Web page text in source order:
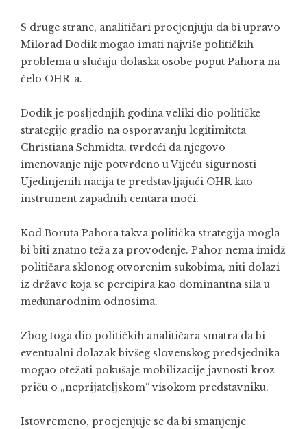
S druge strane, analitičari procjenjuju da bi upravo
Milorad Dodik mogao imati najviše političkih
problema u slučaju dolaska osobe poput Pahora na
čelo OHR-a.
Dodik je posljednjih godina veliki dio političke
strategije gradio na osporavanju legitimiteta
Christiana Schmidta, tvrdeći da njegovo
imenovanje nije potvrđeno u Vijeću sigurnosti
Ujedinjenih nacija te predstavljajući OHR kao
instrument zapadnih centara moći.
Kod Boruta Pahora takva politička strategija mogla
bi biti znatno teža za provođenje. Pahor nema imidž
političara sklonog otvorenim sukobima, niti dolazi
iz države koja se percipira kao dominantna sila u
međunarodnim odnosima.
Zbog toga dio političkih analitičara smatra da bi
eventualni dolazak bivšeg slovenskog predsjednika
mogao otežati pokušaje mobilizacije javnosti kroz
priču o „neprijateljskom“ visokom predstavniku.
Istovremeno, procjenjuje se da bi smanjenje